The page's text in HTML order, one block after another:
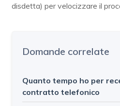
disdetta) per velocizzare il
Domande correlate
Quanto tempo ho per
contratto telefonico